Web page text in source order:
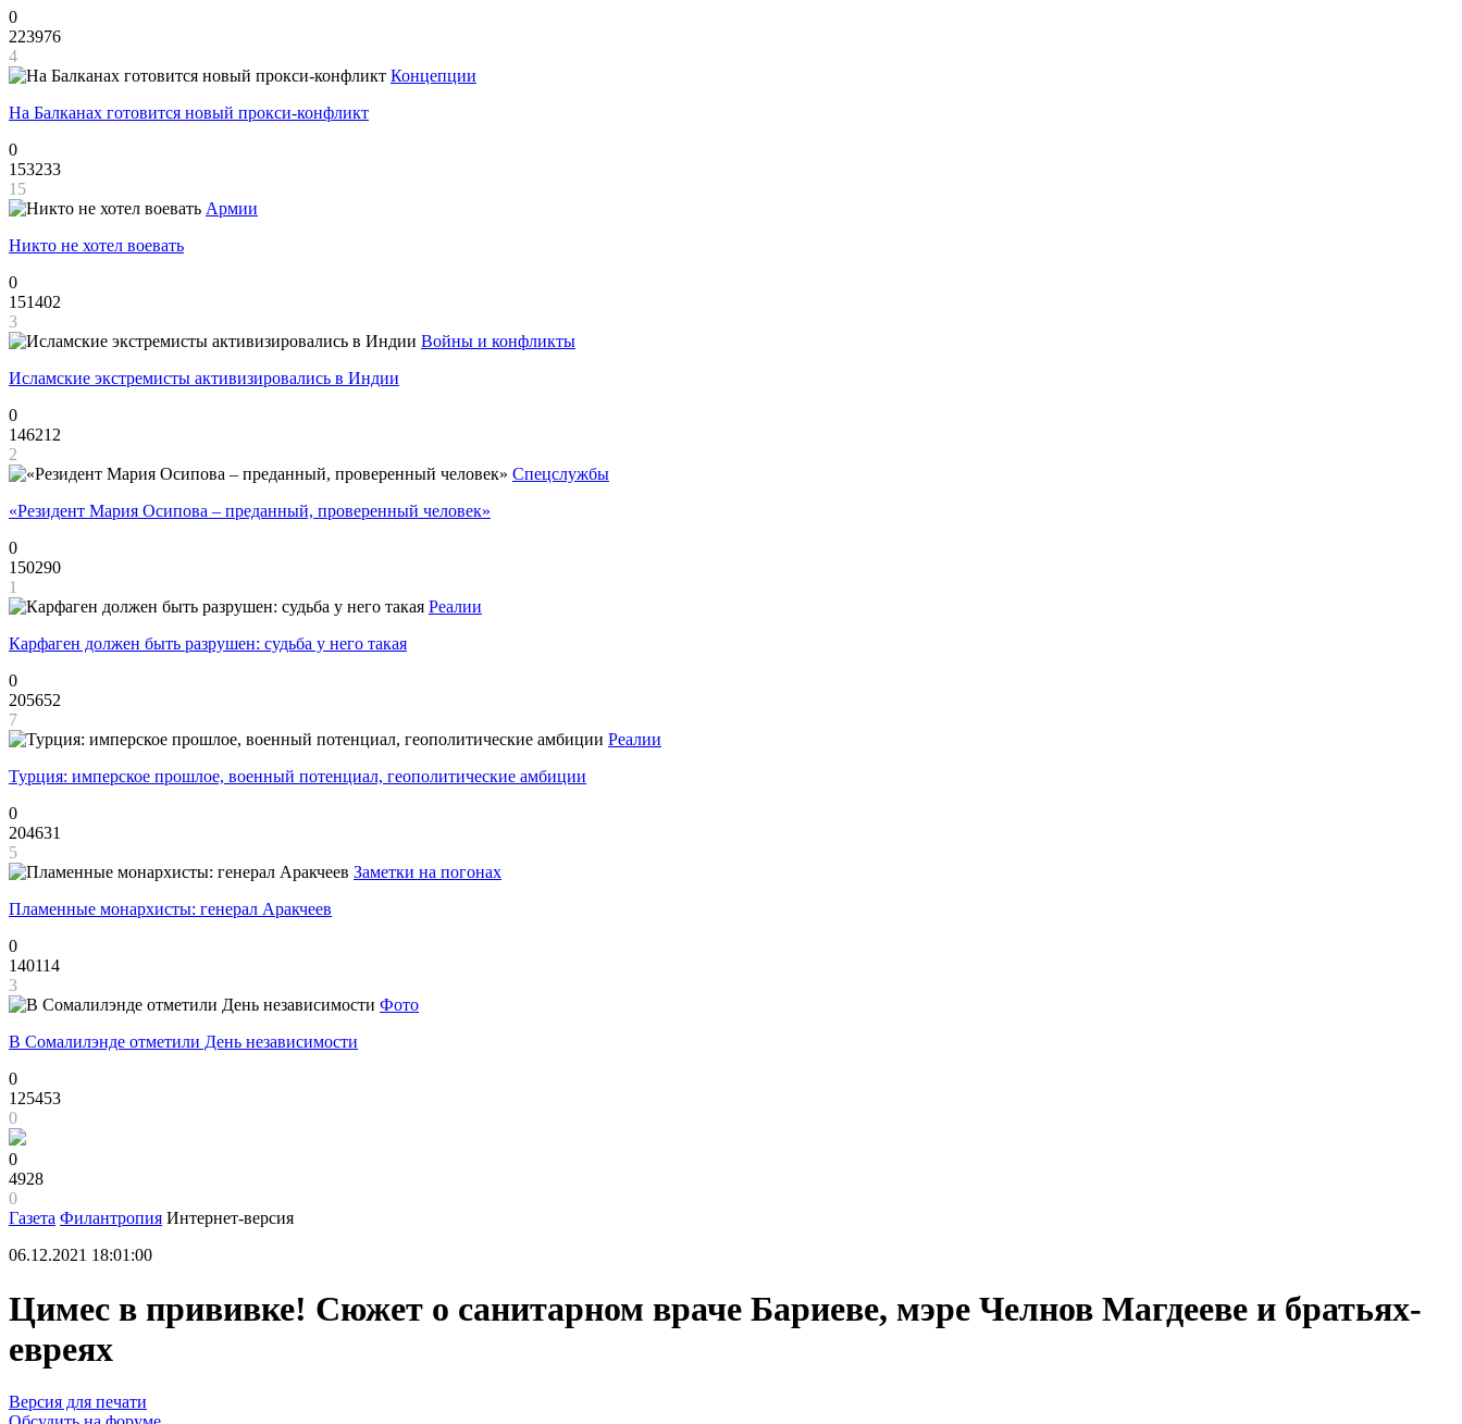
0
223976
4
Концепции
На Балканах готовится новый прокси-конфликт
0
153233
15
Армии
Никто не хотел воевать
0
151402
3
Войны и конфликты
Исламские экстремисты активизировались в Индии
0
146212
2
Спецслужбы
«Резидент Мария Осипова – преданный, проверенный человек»
0
150290
1
Реалии
Карфаген должен быть разрушен: судьба у него такая
0
205652
7
Реалии
Турция: имперское прошлое, военный потенциал, геополитические амбиции
0
204631
5
Заметки на погонах
Пламенные монархисты: генерал Аракчеев
0
140114
3
Фото
В Сомалилэнде отметили День независимости
0
125453
0
0
4928
0
Газета Филантропия Интернет-версия
06.12.2021 18:01:00
Цимес в прививке! Сюжет о санитарном враче Бариеве, мэре Челнов Магдееве и братьях-
евреях
Версия для печати